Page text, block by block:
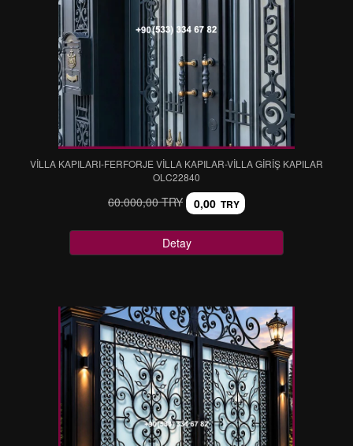
VİLLA KAPILARI-FERFORJE VİLLA KAPILAR-VİLLA GİRİŞ KAPILAR
OLC22840
60.000,00 TRY 0,00 TRY
Detay